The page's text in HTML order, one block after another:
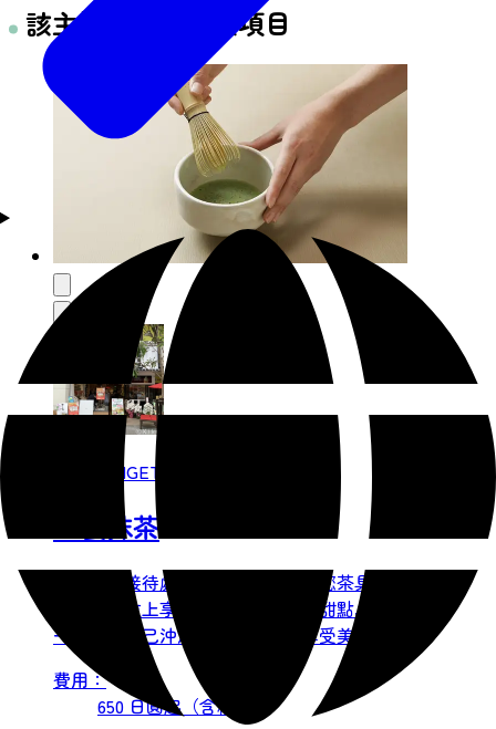
該主辦單位的體驗項目
Ocha no IGETA 茶店，總店
自製抹茶
請到甜點接待處點餐，我們會提供您茶具，方
便您在座位上享用。我們也會提供甜點，請您
一邊品嚐自己沖泡的抹茶，一邊享受美好時
光。無需預約，歡迎隨時與我們聯繫。
費用：
650 日圓起（含稅）